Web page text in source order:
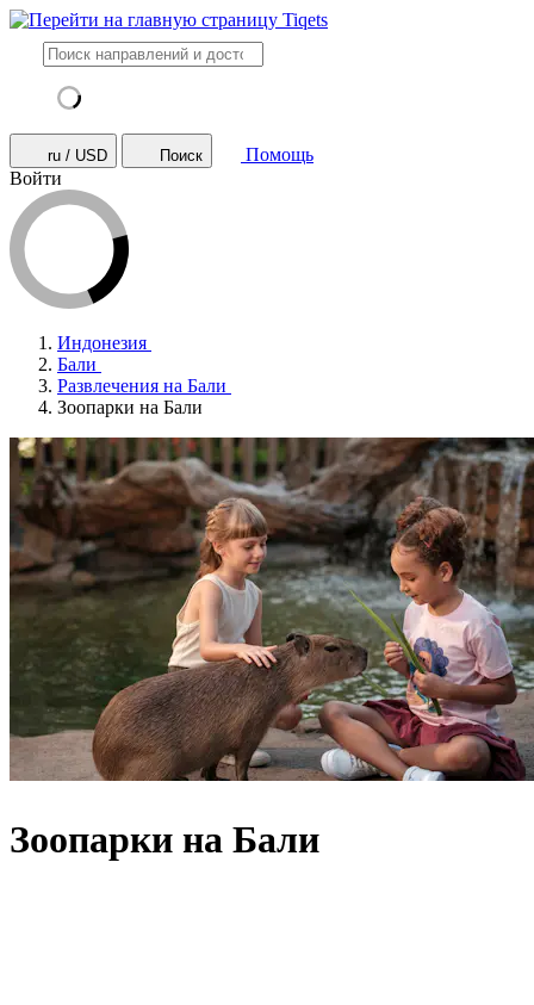
ru / USD Поиск
Помощь
Войти
Индонезия
Бали
Развлечения на Бали
Зоопарки на Бали
Зоопарки на Бали